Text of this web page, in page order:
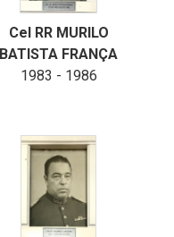
Cel RR MURILO
BATISTA FRANÇA
1983 - 1986